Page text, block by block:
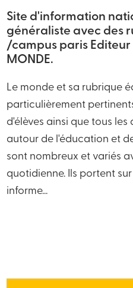
Site d'information
généraliste avec des
/campus paris Editeur
MONDE.
Le monde et sa rubrique
particulièrement
d'élèves ainsi que tous
autour de l'éducation et
sont nombreux et variés
quotidienne. Ils portent
informe...